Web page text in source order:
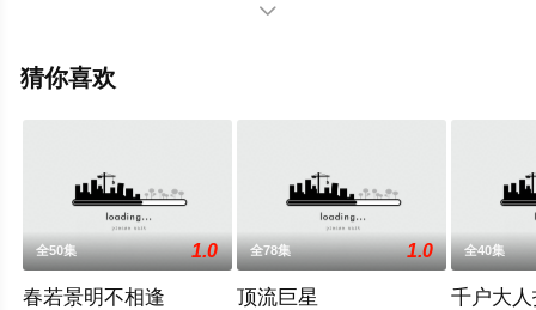
情已揭晓（全49集），手机免费观看高清无删减完整版电
视剧、电视猫或剧情网等平台了解。

猜你喜欢
全50集 1.0
春若景明不相逢
全78集 1.0
顶流巨星
全40集
千户大